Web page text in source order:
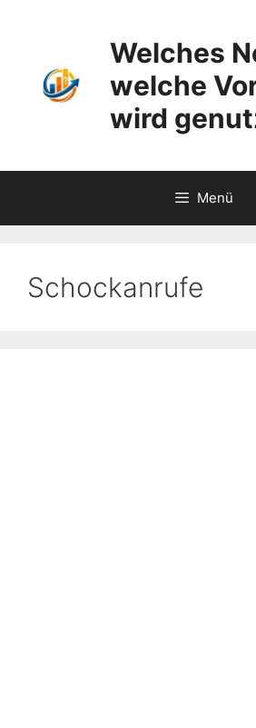
Welches
welche
wird
Menü
Schockanrufe